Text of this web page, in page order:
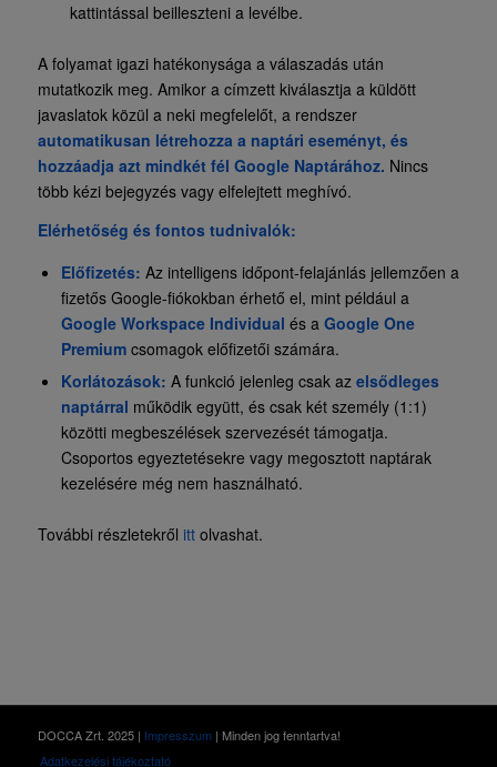
kattintással beilleszteni a levélbe.
A folyamat igazi hatékonysága a válaszadás után
mutatkozik meg. Amikor a címzett kiválasztja a küldött
javaslatok közül a neki megfelelőt, a rendszer
automatikusan létrehozza a naptári eseményt, és
hozzáadja azt mindkét fél Google Naptárához. Nincs
több kézi bejegyzés vagy elfelejtett meghívó.
Elérhetőség és fontos tudnivalók:
Előfizetés: Az intelligens időpont-felajánlás jellemzően a
fizetős Google-fiókokban érhető el, mint például a
Google Workspace Individual és a Google One
Premiumcsomagok előfizetői számára.
Korlátozások: A funkció jelenleg csak az elsődleges
naptárral működik együtt, és csak két személy (1:1)
közötti megbeszélések szervezését támogatja.
Csoportos egyeztetésekre vagy megosztott naptárak
kezelésére még nem használható.
További részletekről ittolvashat.
DOCCA Zrt. 2025 | Impresszum| Minden jog fenntartva!
Adatkezelési tájékoztató